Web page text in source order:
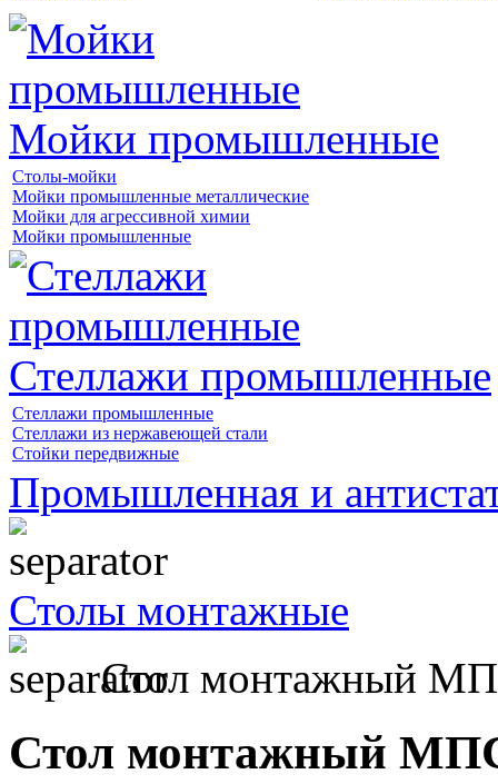
Мойки промышленные
Столы-мойки
Мойки промышленные металлические
Мойки для агрессивной химии
Мойки промышленные
Стеллажи промышленные
Стеллажи промышленные
Стеллажи из нержавеющей стали
Стойки передвижные
Промышленная и
Столы монтажные
Стол монтажный
Стол монтажный